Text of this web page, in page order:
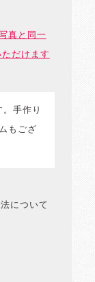
真と同一
だけます
手作り
もござ
について